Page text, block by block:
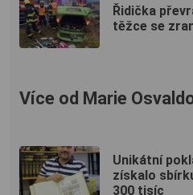
Řidička
těžce se
Více od Marie
Unikátní
získalo
300 tisíc